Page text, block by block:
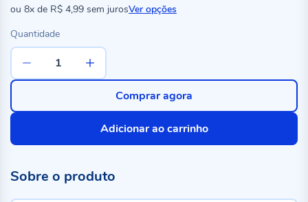
ou 8x de R$ 4,99 sem jurosVer opções
Quantidade
Adicionar ao carrinho
Comprar agora
Sobre o produto